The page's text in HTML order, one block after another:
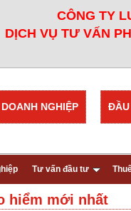
CÔNG TY
DỊCH VỤ TƯ VẤN
ĐẦU
DOANH NGHIỆP
Tư vấn đầu tư
hiểm mới nhất